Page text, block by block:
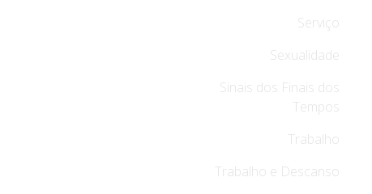
Serviço
Sexualidade
Sinais dos Finais dos
Tempos
Trabalho
Trabalho e Descanso